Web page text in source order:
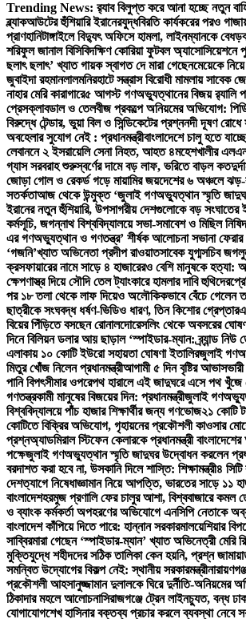
Trending News: র‍্যাব বিলুপ্ত করে আনা হচ্ছে নতুন
ব্ল্যাকআউটের হুঁশিয়ারি ইরানেরযুদ্ধবিরতি কার্যকরের পরও
প্রাণহানিটাঙ্গাইলে বিদ্যুৎ অফিসে হামলা, লাইনম্যানকে
শরিফুল জানাল বিসিবিদক্ষিণ কোরিয়া ফুটবল অ্যাসোসিয়েশনে
ছলাৎ ছলাৎ’ খ্যাত গায়ক স্বাগত দে মারা গেছেনমেয়েকে
জুবাইদা রহমানলালমনিরহাটে সন্ত্রাস বিরোধী মামলায় সাবেক
নাহার মেরি কারাগারে৫ আগস্ট গণঅভ্যুত্থানের বিজয় র‍্যালি
প্রেসক্লাবডাল ও তেলবীজ প্রকল্পে অনিয়মের অভিযোগ:
বিরুদ্ধে টেন্ডার, ভুয়া বিল ও সিন্ডিকেটের প্রশ্ননদী দূষণ রোধে
অবহেলার সুযোগ নেই : প্রধানমন্ত্রীবাংলাদেশে চালু হতে
লেবাননে ২ ইসরায়েলি সেনা নিহত, আহত ৪মহেশখালীর
গ্যাস সরবরাহ শুরুস্বর্ণের দামে বড় লাফ, ভরিতে বাড়ল কত
জোড়া গোল ও রেকর্ড গড়ে মায়ামির জয়দেশের ৬ অঞ্চলে ঝড়-
সতর্কতাআজ থেকে উন্মুক্ত ‘জুলাই গণঅভ্যুত্থান স্মৃতি
ইরানের নতুন হুঁশিয়ারি, উপসাগরীয় দেশগুলোকে বড় সংঘাতের
কর্মসূচি, জগন্নাথ বিশ্ববিদ্যালয়ে সভা-সমাবেশ ও মিছিল
এর গণঅভ্যুত্থান ও গণতন্ত্র’ শীর্ষক আলোচনা সভানা
‘গজনি’খ্যাত অভিনেতা প্রদীপ রাওয়াতসাবেক যুগ্মসচিব
ক্রসফায়ারের নামে সাড়ে ৪ হাজারেরও বেশি মানুষকে হত্যা:
ক্ষেপণাস্ত্র দিয়ে সৌদি তেল ট্যাংকারে হামলার দাবি হুথিদের
পর ১৮ তলা থেকে লাফ দিয়েও অলৌকিকভাবে বেঁচে গেলেন
ছাত্রীকে সংঘবদ্ধ ধর্ষণ-ভিডিও ধারণ, তিন কিশোর গ্রেপ্তার
বিয়ের পিঁড়িতে বসছেন রোনালদোরেসলিং থেকে অবসরের
দিনে বিলিয়ন ডলার আয় ছাড়াল ‘স্পাইডার-ম্যান: ব্র্যান্ড নিউ
এলাকায় ১০ কোটি ইউরো সহায়তা ঘোষণা ইতালিরজুলাই
মিতুর খোঁজ নিলেন প্রধানমন্ত্রীআগামী ৫ দিন বৃষ্টির আভাস
পানি বিপৎসীমার ওপরেপথ হারালে এই জাদুঘরে এসে পথ
গণতন্ত্রকামী মানুষের বিজয়ের দিন: প্রধানমন্ত্রীজুলাই
বিশ্ববিদ্যালয়ে পাঁচ হাজার শিক্ষার্থীর জন্য গণভোজ২১ কোটি
কোটিতে বিক্রির অভিযোগ, গৃহায়নের প্রকৌশলী কাওসার
প্রশ্নঅ্যাডমিরাল স্টিফেন কেলারকে প্রধানমন্ত্রী
পক্ষেজুলাই গণঅভ্যুত্থান স্মৃতি জাদুঘর উদ্বোধন করলেন
বরদাশত করা হবে না, উসকানি দিলে শাস্তি: শিক্ষামন্ত্রী৪
দেশত্যাগে নিষেধাজ্ঞামান নিয়ে আপত্তি, ভারতের সাড়ে ১১
বাংলাদেশহরমুজ প্রণালি ফের চালুর আশা, বিশ্ববাজারে কমল
ও ব্যাংক কর্মকর্তা অপহরণের অভিযোগে এনসিপি নেতাকে
বাংলাদেশ কাঁপিয়ে দিতে পারে: হান্নান সরকারমালয়েশিয়ার
সাব্বিরমারা গেছেন ‘স্পাইডার-ম্যান’ খ্যাত অভিনেত্রী মেরি
মুক্তিযুদ্ধে শহীদদের সঠিক তালিকা কেন হয়নি, প্রশ্ন
সমন্বিত উদ্যোগের বিকল্প নেই: স্থানীয় সরকারমন্ত্রী
প্রকৌশলী আহসানুজ্জামান দুলালকে ঘিরে দুর্নীতি-অনিয়মের
ঠিকাদার মহলে আলোচনাসিরাজগঞ্জে ট্রেন লাইনচ্যুত, বন্ধ
যোগাযোগশেখ হাসিনার বক্তব্য প্রচার করলে ব্যবস্থা নেবে